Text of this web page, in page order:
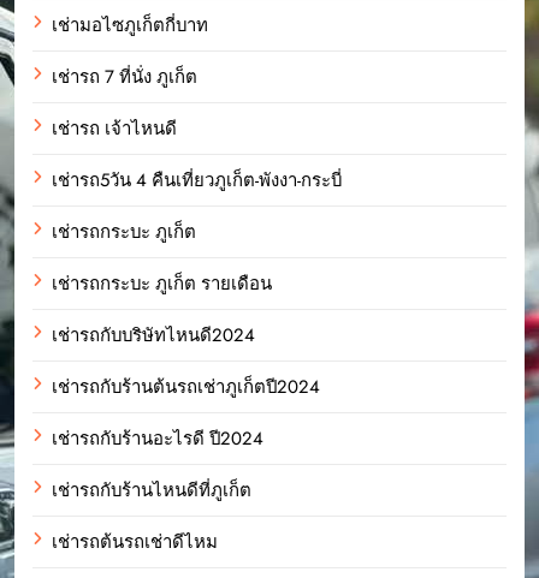
เช่ามอไซภูเก็ตกี่บาท
เช่ารถ 7 ที่นั่ง ภูเก็ต
เช่ารถ เจ้าไหนดี
เช่ารถ5วัน 4 คืนเที่ยวภูเก็ต-พังงา-กระบี่
เช่ารถกระบะ ภูเก็ต
เช่ารถกระบะ ภูเก็ต รายเดือน
เช่ารถกับบริษัทไหนดี2024
เช่ารถกับร้านต้นรถเช่าภูเก็ตปี2024
เช่ารถกับร้านอะไรดี ปี2024
เช่ารถกับร้านไหนดีที่ภูเก็ต
เช่ารถต้นรถเช่าดีไหม